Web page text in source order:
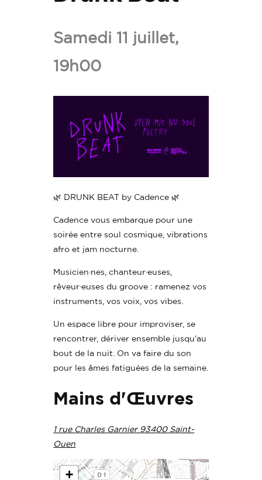
favoris.
Samedi 11 juillet,
19h00
🌿 DRUNK BEAT by Cadence 🌿
Cadence vous embarque pour une
soirée entre soul cosmique, vibrations
afro et jam nocturne.
Musicien·nes, chanteur·euses,
rêveur·euses du groove : ramenez vos
instruments, vos voix, vos vibes.
Un espace libre pour improviser, se
rencontrer, dériver ensemble jusqu’au
bout de la nuit. On va faire du son
pour les âmes fatiguées de la semaine.
Mains d'Œuvres
1 rue Charles Garnier 93400 Saint-
Ouen
+